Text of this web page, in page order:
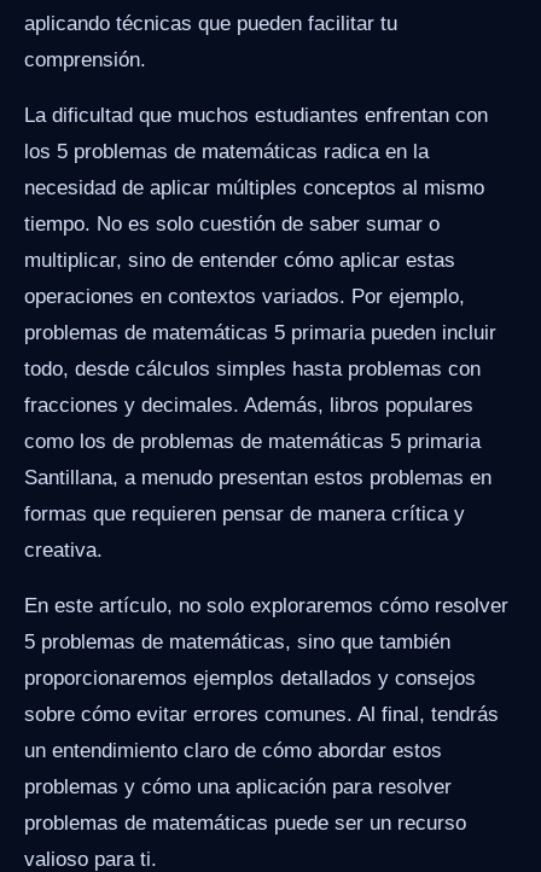
aplicando técnicas que pueden facilitar tu
comprensión.
La dificultad que muchos estudiantes enfrentan con
los 5 problemas de matemáticas radica en la
necesidad de aplicar múltiples conceptos al mismo
tiempo. No es solo cuestión de saber sumar o
multiplicar, sino de entender cómo aplicar estas
operaciones en contextos variados. Por ejemplo,
problemas de matemáticas 5 primaria pueden incluir
todo, desde cálculos simples hasta problemas con
fracciones y decimales. Además, libros populares
como los de problemas de matemáticas 5 primaria
Santillana, a menudo presentan estos problemas en
formas que requieren pensar de manera crítica y
creativa.
En este artículo, no solo exploraremos cómo resolver
5 problemas de matemáticas, sino que también
proporcionaremos ejemplos detallados y consejos
sobre cómo evitar errores comunes. Al final, tendrás
un entendimiento claro de cómo abordar estos
problemas y cómo una aplicación para resolver
problemas de matemáticas puede ser un recurso
valioso para ti.